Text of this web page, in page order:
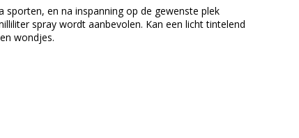
en na inspanning op de gewenste plek
spray wordt aanbevolen. Kan een licht tintelend
wondjes.